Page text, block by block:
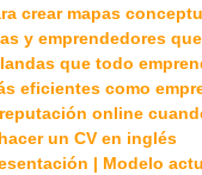
crear mapas
y emprendedores
que todo
eficientes como
online
un CV en inglés
| Modelo